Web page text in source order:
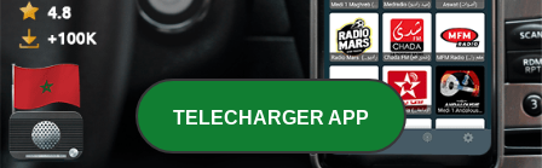
TELECHARGER APP